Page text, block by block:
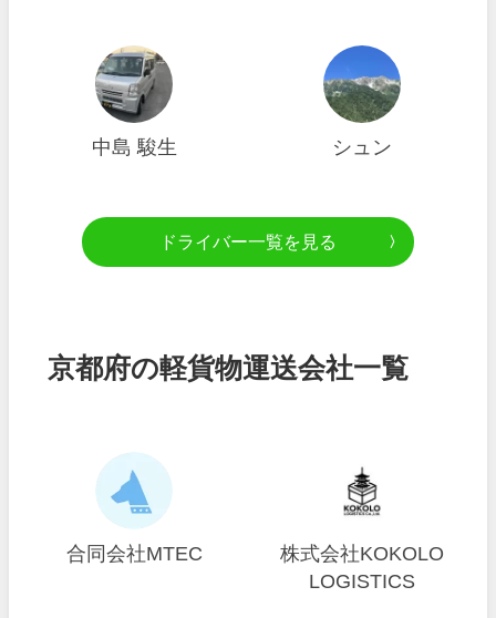
中島 駿生 シュン
ドライバー一覧を見る
京都府の軽貨物運送会社一覧
合同会社MTEC
株式会社KOKOLO
LOGISTICS